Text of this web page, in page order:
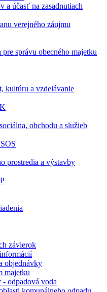
a účasť na zasadnutiach
verejného záujmu
správu obecného majetku
kultúru a vzdelávanie
obchodu a služieb
prostredia a výstavby
závierok
objednávky
majetku
odpadová voda